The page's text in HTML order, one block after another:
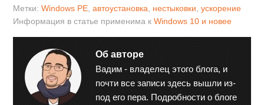
Метки:Windows PE ,автоустановка нестыковки ,ускорение
Информация в статье применима кWindows 10 и новее
Об авторе
Вадим - владелец этого блога, и
почти все записи здесь вышли из-
под его пера. Подробности о блоге